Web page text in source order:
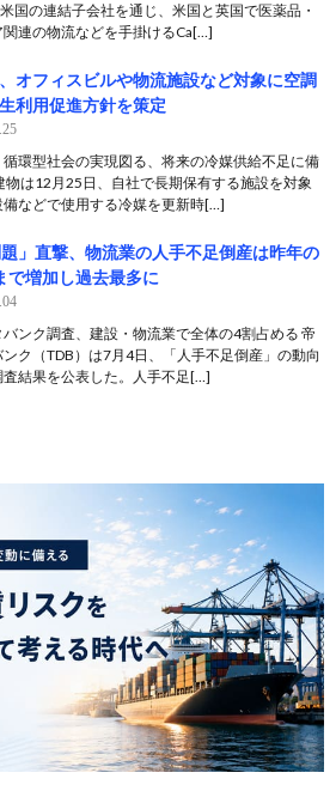
国の連結子会社を通じ、米国と英国で医薬品・
連の物流などを手掛けるCa[…]
オフィスビルや物流施設など対象に空調
利用促進方針を策定
循環型社会の実現図る、将来の冷媒供給不足に備
物は12月25日、自社で長期保有する施設を対象
備などで使用する冷媒を更新時[…]
題」直撃、物流業の人手不足倒産は昨年の
で増加し過去最多に
ンク調査、建設・物流業で全体の4割占める 帝
ク（TDB）は7月4日、「人手不足倒産」の動向
査結果を公表した。人手不足[…]